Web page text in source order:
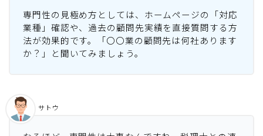
専門性の見極め方としては、ホームページの「対応
業種」確認や、過去の顧問先実績を直接質問する方
法が効果的です。「〇〇業の顧問先は何社あります
か？」と聞いてみましょう。
サトウ